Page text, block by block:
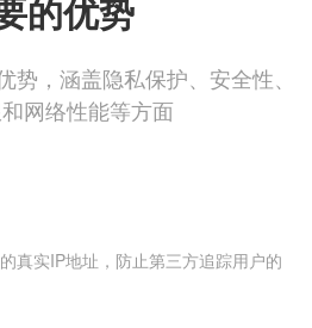
的优势
，涵盖隐私保护、安全性、
网络性能等方面
真实IP地址，防止第三方追踪用户的